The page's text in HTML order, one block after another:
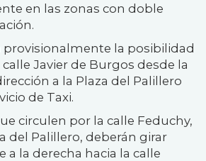
en las zonas con doble
provisionalmente la posibilidad
Javier de Burgos desde la
a la Plaza del Palillero
de Taxi.
circulen por la calle Feduchy,
del Palillero, deberán girar
la derecha hacia la calle